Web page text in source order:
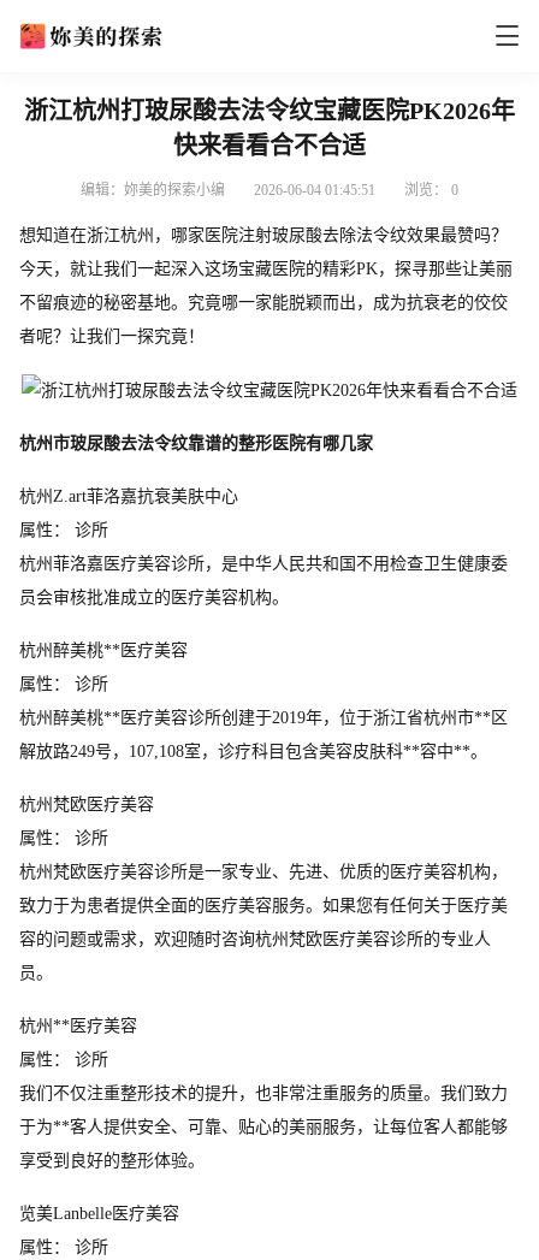
浙江杭州打玻尿酸去法令纹宝藏医院PK2026年
快来看看合不合适
编辑：妳美的探索小编 2026-06-04 01:45:51 浏览： 0
想知道在浙江杭州，哪家医院注射玻尿酸去除法令纹效果最赞吗？
今天，就让我们一起深入这场宝藏医院的精彩PK，探寻那些让美丽
不留痕迹的秘密基地。究竟哪一家能脱颖而出，成为抗衰老的佼佼
者呢？让我们一探究竟！
杭州市玻尿酸去法令纹靠谱的整形医院有哪几家
杭州Z.art菲洛嘉抗衰美肤中心
属性： 诊所
杭州菲洛嘉医疗美容诊所，是中华人民共和国不用检查卫生健康委
员会审核批准成立的医疗美容机构。
杭州醉美桃**医疗美容
属性： 诊所
杭州醉美桃**医疗美容诊所创建于2019年，位于浙江省杭州市**区
解放路249号，107,108室，诊疗科目包含美容皮肤科**容中**。
杭州梵欧医疗美容
属性： 诊所
杭州梵欧医疗美容诊所是一家专业、先进、优质的医疗美容机构，
致力于为患者提供全面的医疗美容服务。如果您有任何关于医疗美
容的问题或需求，欢迎随时咨询杭州梵欧医疗美容诊所的专业人
员。
杭州**医疗美容
属性： 诊所
我们不仅注重整形技术的提升，也非常注重服务的质量。我们致力
于为**客人提供安全、可靠、贴心的美丽服务，让每位客人都能够
享受到良好的整形体验。
览美Lanbelle医疗美容
属性： 诊所